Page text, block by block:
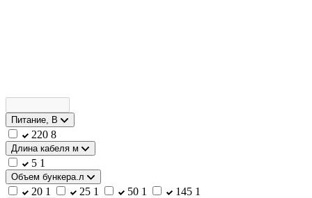
Питание, В
220 8
Длина кабеля м
5 1
Объем бункера.л
20 1 25 1 50 1 145 1